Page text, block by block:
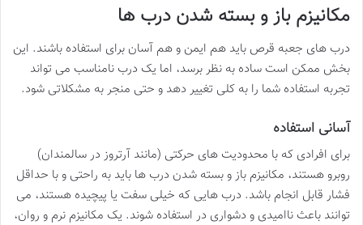
مکانیزم باز و بسته شدن درب ها
درب های جعبه قرص باید هم ایمن و هم آسان برای استفاده باشند. این
بخش ممکن است ساده به نظر برسد، اما یک درب نامناسب می تواند
تجربه استفاده شما را به کلی تغییر دهد و حتی منجر به مشکلاتی شود.
آسانی استفاده
برای افرادی که با محدودیت های حرکتی (مانند آرتروز در سالمندان)
روبرو هستند، مکانیزم باز و بسته شدن درب ها باید به راحتی و با حداقل
فشار قابل انجام باشد. درب هایی که خیلی سفت یا پیچیده هستند، می
توانند باعث ناامیدی و دشواری در استفاده شوند. یک مکانیزم نرم و روان،